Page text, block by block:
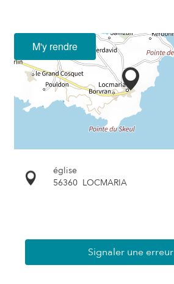
M'y rendre
église
56360 LOCMARIA
Signaler une erreur